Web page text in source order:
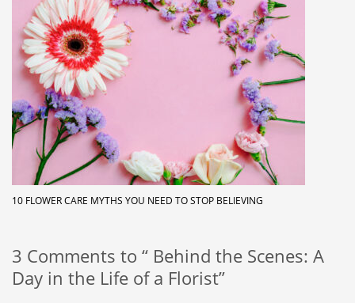
10 FLOWER CARE MYTHS YOU NEED TO STOP BELIEVING
3 Comments to “ Behind the Scenes: A
Day in the Life of a Florist”